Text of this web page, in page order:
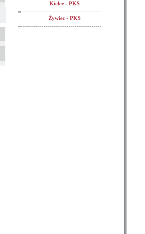
Kielce - PKS
Żywiec - PKS